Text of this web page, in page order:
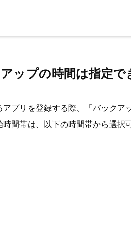
ップの時間は指定で
プリを登録する際、「バックア
間帯は、以下の時間帯から選択